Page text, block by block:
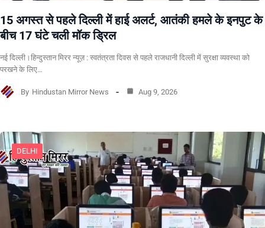
15 अगस्त से पहले दिल्ली में हाई अलर्ट, आतंकी हमले के इनपुट के
बीच 17 घंटे चली मॉक ड्रिल
नई दिल्ली।हिन्दुस्तान मिरर न्यूज़ : स्वतंत्रता दिवस से पहले राजधानी दिल्ली में सुरक्षा व्यवस्था को
परखने के लिए…
By Hindustan Mirror News Aug 9, 2026
DELHI